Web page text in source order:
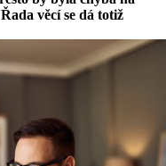
věcí se dá totiž